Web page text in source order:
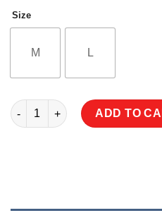
Size
M L
Nón Thể Thao Poc P18
ADD TO